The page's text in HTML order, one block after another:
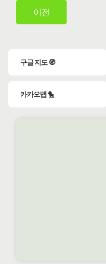
이전
구글 지도 🧭
카카오맵 🐤